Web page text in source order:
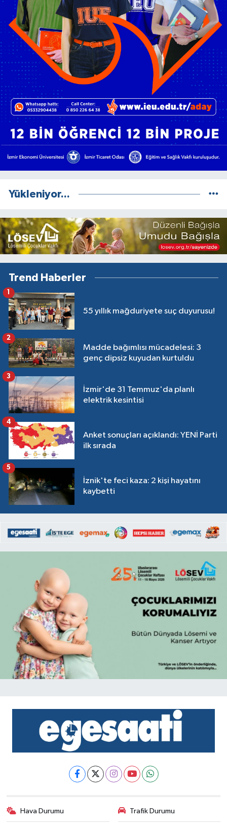
Yükleniyor...
Trend Haberler
55 yıllık mağduriyete suç duyurusu!
1
Madde bağımlısı mücadelesi: 3
genç dipsiz kuyudan kurtuldu
2
İzmir'de 31 Temmuz'da planlı
elektrik kesintisi
3
Anket sonuçları açıklandı: YENİ Parti
ilk sırada
4
İznik'te feci kaza: 2 kişi hayatını
kaybetti
5
Hava Durumu Trafik Durumu